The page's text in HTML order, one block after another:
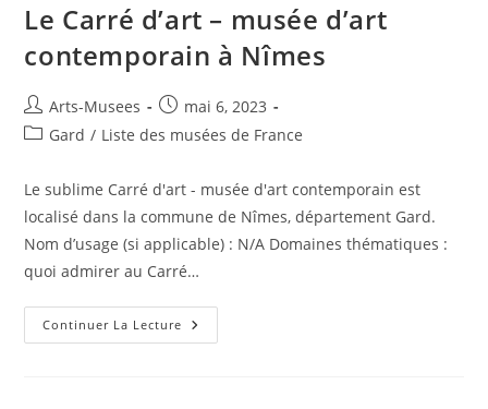
Le Carré d’art – musée d’art
contemporain à Nîmes
Arts-Musees
mai 6, 2023
Gard / Liste des musées de France
Le sublime Carré d'art - musée d'art contemporain est
localisé dans la commune de Nîmes, département Gard.
Nom d’usage (si applicable) : N/A Domaines thématiques :
quoi admirer au Carré…
Continuer La Lecture